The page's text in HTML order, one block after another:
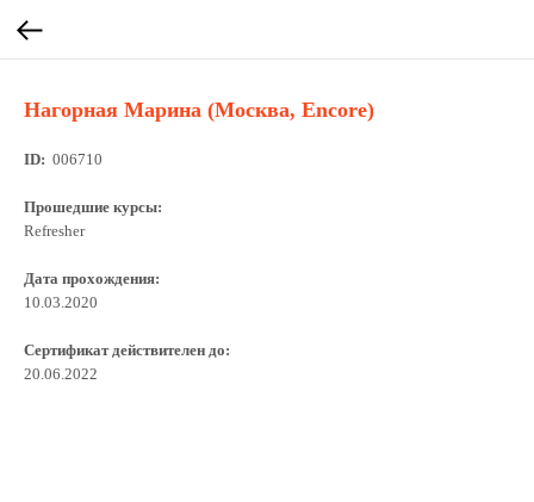
Нагорная Марина (Москва, Encore)
ID: 006710
Прошедшие курсы:
Refresher
Дата прохождения:
10.03.2020
Сертификат действителен до:
20.06.2022